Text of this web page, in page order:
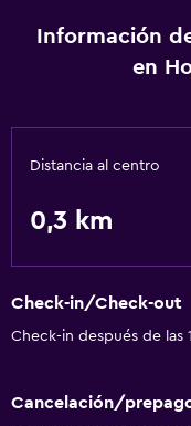
Servicios y facilidades
Servicios básicos
Información
en
Distancia al centro
0,3 km
Check-in/Check-out
Check-in después de las
Cancelación/